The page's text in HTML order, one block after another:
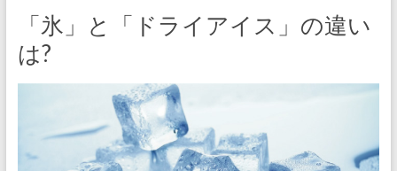
「氷」と「ドライアイス」の違い
は?